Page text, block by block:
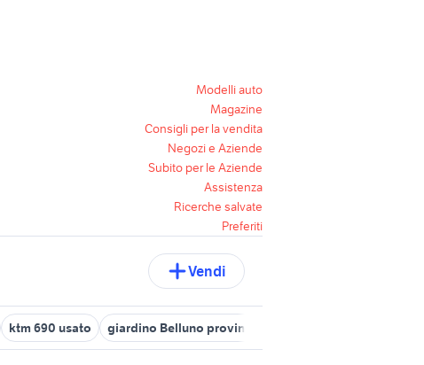
Modelli auto
Magazine
Consigli per la vendita
Negozi e Aziende
Subito per le Aziende
Assistenza
Ricerche salvate
Preferiti
Vendi
ktm 690 usato giardino Belluno provincia